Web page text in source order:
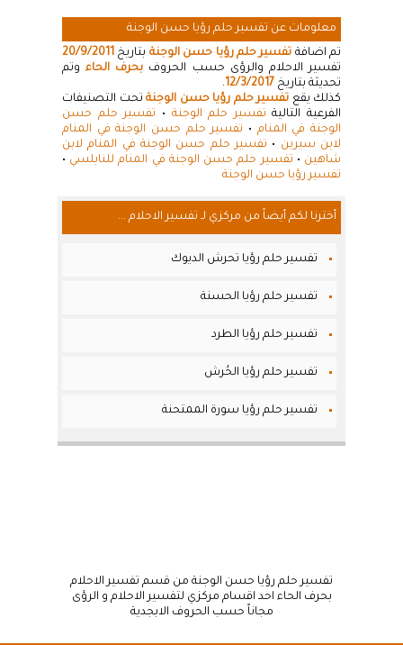
معلومات عن تفسير حلم رؤيا حسن الوجنة
تم اضافة تفسير حلم رؤيا حسن الوجنة بتاريخ 20/9/2011
تفسير الاحلام والرؤى حسب الحروف بحرف الحاءوتم
تحديثة بتاريخ 12/3/2017
.
كذلك يقع تفسير حلم رؤيا حسن الوجنة تحت التصنيفات
الفرعية التالية تفسير حلم الوجنة • تفسير حلم حسن
الوجنة في المنام • تفسير حلم حسن الوجنة في المنام
لابن سيرين • تفسير حلم حسن الوجنة في المنام لابن
شاهين • تفسير حلم حسن الوجنة في المنام للنابلسي •
تفسير رؤيا حسن الوجنة
أخترنا لكم أيضاً من مركزي لـ تفسير الاحلام ...
تفسير حلم رؤيا تحرش الديوك
تفسير حلم رؤيا الحسنة
تفسير حلم رؤيا الطرد
تفسير حلم رؤيا الحُرش
تفسير حلم رؤيا سورة الممتحنة
تفسير حلم رؤيا حسن الوجنة من قسم تفسير الاحلام
بحرف الحاء احد اقسام مركزي لتفسير الاحلام و الرؤى
مجاناً حسب الحروف الابجدية